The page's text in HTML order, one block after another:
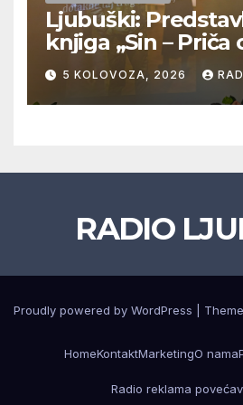
Ljubuški:
knjiga „Sin – Priča
dr. sc. Zdenka
5 KOLOVOZA, 2026
RADIO
Proudly powered by WordPress
HomeKontaktMarketingO nama
Radio reklama